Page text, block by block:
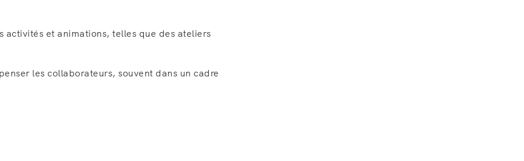
activités et animations, telles que des ateliers
les collaborateurs, souvent dans un cadre